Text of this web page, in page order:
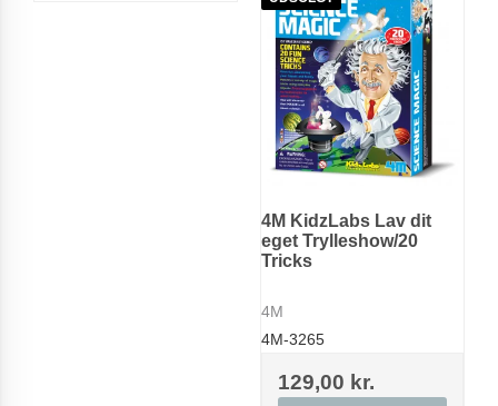
4M KidzLabs Lav dit
eget Trylleshow/20
Tricks
4M
4M-3265
129,00 kr.